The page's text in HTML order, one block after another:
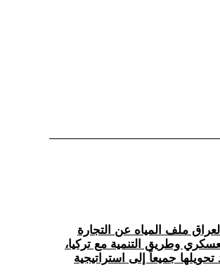
ملف المياه عن التجارة
وطريق التنمية مع تركيا،
تحويلها جميعاً إلى استراتيجية